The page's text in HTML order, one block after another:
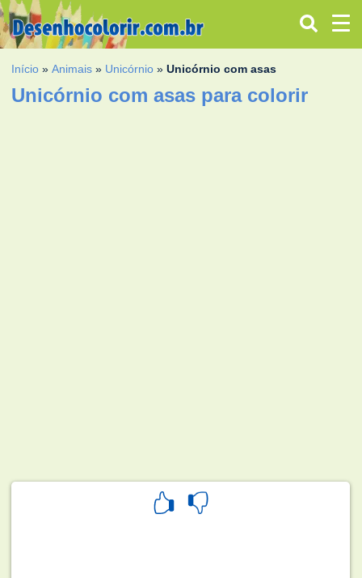
Início »Animais » Unicórnio »Unicórnio com asas
Unicórnio com asas para colorir